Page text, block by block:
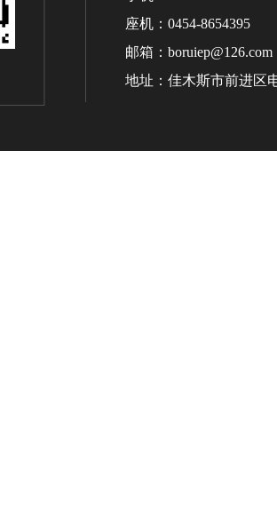
座机：0454-8654395
邮箱：boruiep@126.com
地址：佳木斯市前进区